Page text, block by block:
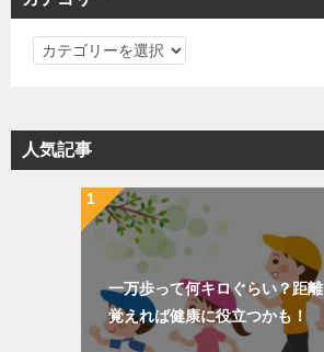
カ
リ
ー
人気記事
一万歩って何キロぐらい？距
覚えれば健康に役立つかも！